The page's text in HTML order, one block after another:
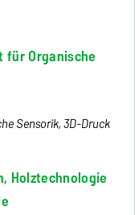
Organische
Sensorik, 3D-Druck
Holztechnologie